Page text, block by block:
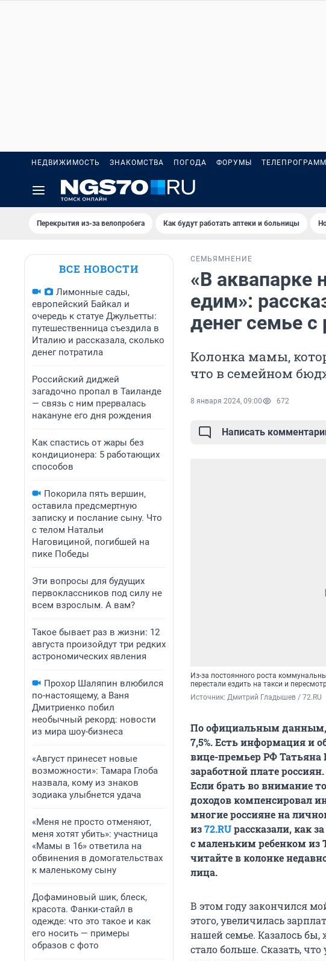
НЕДВИЖИМОСТЬ ЗНАКОМСТВА ПОГОДА ФОРУМЫ
Перекрытия из-за велопробега Как будут работать аптеки и больницы
ВСЕ НОВОСТИ
Лимонные сады,
европейский Байкал и
очередь к статуе Джульетты:
путешественница съездила в
Италию и рассказала, сколько
денег потратила
Российский диджей
загадочно пропал в Таиланде
— связь с ним прервалась
накануне его дня рождения
Как спастись от жары без
кондиционера: 5 работающих
способов
Покорила пять вершин,
оставила предсмертную
записку и послание сыну. Что
с телом Натальи
Наговициной, погибшей на
пике Победы
Эти вопросы для будущих
первоклассников под силу не
всем взрослым. А вам?
Такое бывает раз в жизни: 12
августа произойдут три редких
астрономических явления
Прохор Шаляпин влюбился
по-настоящему, а Ваня
Дмитриенко побил
необычный рекорд: новости
из мира шоу-бизнеса
«Август принесет новые
возможности»: Тамара Глоба
назвала, кому из знаков
зодиака улыбнется удача
«Меня не просто отменяют,
меня хотят убить»: участница
«Мамы в 16» ответила на
обвинения в домогательствах
к маленькому сыну
Дофаминовый шик, блеск,
красота. Фанки-стайл в
одежде: что это такое и как
его носить — примеры
образов с фото
СЕМЬЯ МНЕНИЕ
«В аквапарке
едим»:
денег семье с
Колонка мамы,
что в семейном
8 января 2024, 09:00 672
Написать
Из-за постоянного роста
перестали ездить на такси и
Источник: Дмитрий Гладышев / 72.RU
По официальным данным,
7,5%. Есть информация и
вице-премьер РФ Татьяна
заработной плате
Если брать во внимание
доходов компенсировал
многие россияне на
из72.RUрассказали, как
с маленьким ребенком из
читайте в колонке
лица.
В этом году закончился
этого, увеличилась
нашей семье. Казалось бы,
стало больше. Сказать,